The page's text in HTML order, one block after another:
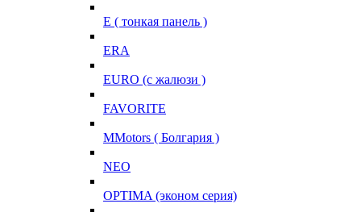
E ( тонкая панель )
ERA
EURO (с жалюзи )
FAVORITE
MMotors ( Болгария )
NEO
OPTIMA (эконом серия)